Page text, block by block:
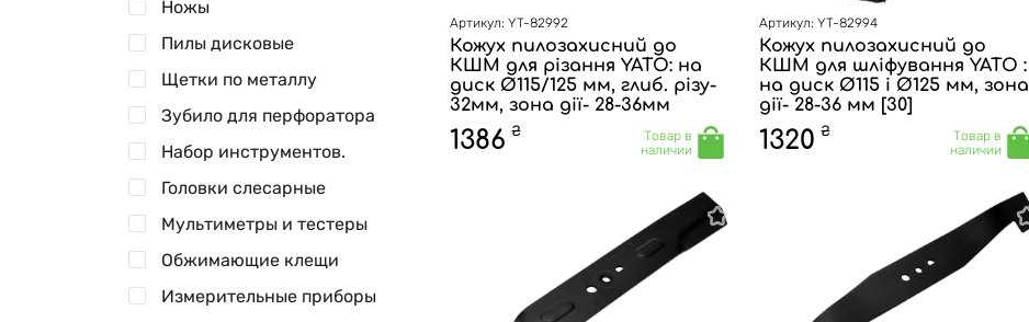
Ножы
Пилы дисковые
Щетки по металлу
Зубило для перфоратора
Набор инструментов.
Головки слесарные
Мультиметры и тестеры
Обжимающие клещи
Измерительные приборы
Артикул: YT-82992
Кожух пилозахисний до
КШМ для різання YATO: на
диск Ø115/125 мм, глиб. різу-
32мм, зона дії- 28-36мм
1386 ₴
Товар в
наличии
Артикул: YT-82994
Кожух пилозахисний до
КШМ для шліфування YATO :
на диск Ø115 і Ø125 мм, зона
дії- 28-36 мм [30]
1320 ₴
Товар в
наличии